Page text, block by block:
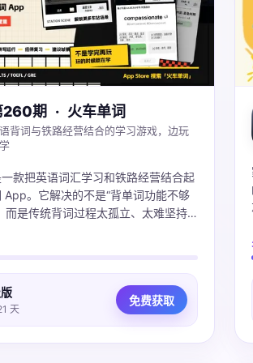
260期 · 火车单词
背词与铁路经营结合的学习游戏，边玩
款把英语词汇学习和铁路经营结合起
App。它解决的不是“背单词功能不够
而是传统背词过程太孤立、太难坚持
和复习来完成不同学习任务；这些任
直观地感受到：今天不是只完成了几
，而是在推进自己的铁路世界。
天
免费获取